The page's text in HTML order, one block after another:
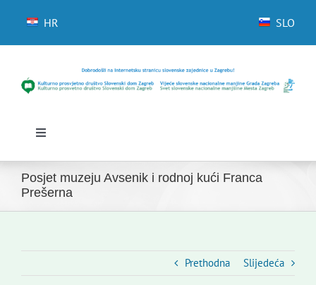
HR SLO
Toggle
Početna
Novosti
Slovenski dom Zagreb
Posjet muzeju Avsenik i rodnoj kući Franca
Prešerna
Prethodna Slijedeća